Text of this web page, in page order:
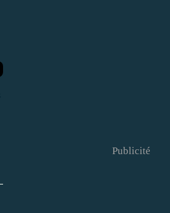
Publicité